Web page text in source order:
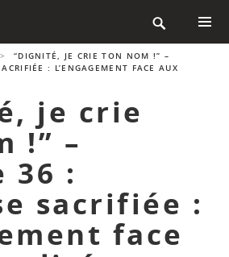

MENU
>
“DIGNITÉ, JE CRIE TON NOM !” –
: L’ENGAGEMENT FACE AUX
je crie
!” –
36 :
sacrifiée :
face